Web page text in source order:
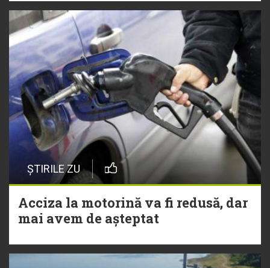
ȘTIRILE ZU
Acciza la motorină va fi redusă, dar
mai avem de așteptat